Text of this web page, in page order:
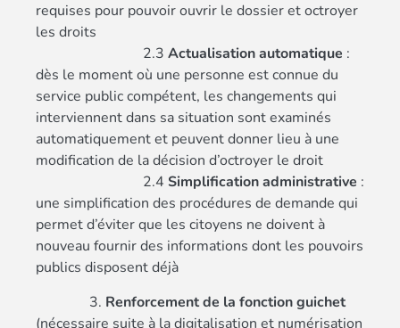
requises pour pouvoir ouvrir le dossier et octroyer
les droits
2.3 Actualisation automatique :
dès le moment où une personne est connue du
service public compétent, les changements qui
interviennent dans sa situation sont examinés
automatiquement et peuvent donner lieu à une
modification de la décision d’octroyer le droit
2.4 Simplification administrative :
une simplification des procédures de demande qui
permet d’éviter que les citoyens ne doivent à
nouveau fournir des informations dont les pouvoirs
publics disposent déjà
3. Renforcement de la fonction guichet
(nécessaire suite à la digitalisation et numérisation